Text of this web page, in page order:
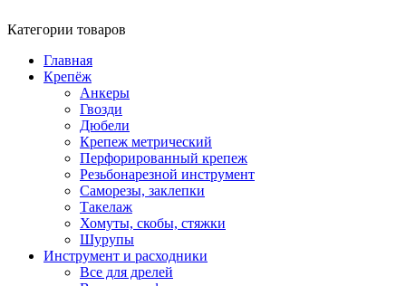
Категории товаров
Главная
Крепёж
Анкеры
Гвозди
Дюбели
Крепеж метрический
Перфорированный крепеж
Резьбонарезной инструмент
Саморезы, заклепки
Такелаж
Хомуты, скобы, стяжки
Шурупы
Инструмент и расходники
Все для дрелей